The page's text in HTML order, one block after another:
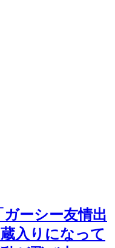
ーシー友情出
入りになって